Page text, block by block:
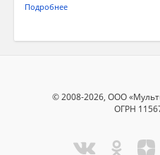
Подробнее
© 2008-2026, ООО
ОГРН